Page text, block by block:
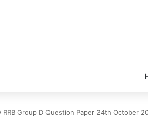
/ RRB Group D Question Paper 24th October